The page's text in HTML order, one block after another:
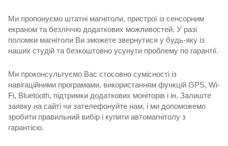
Ми пропонуємо штатні магнітоли, пристрої із сенсорним
екраном та безліччю додаткових можливостей. У разі
поломки магнітоли Ви зможете звернутися у будь-яку із
наших студій та безкоштовно усунути проблему по гарантії.
Ми проконсультуємо Вас стосовно сумісності із
навігаційними програмами, використанням функцій GPS, Wi-
Fi, Bluetooth, підтримки додаткових моніторів і ін. Залиште
заявку на сайті чи зателефонуйте нам, і ми допоможемо
зробити правильний вибір і купити автомагнітолу з
гарантією.